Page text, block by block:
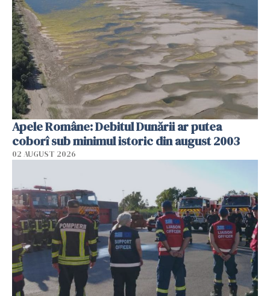
Apele Române: Debitul Dunării ar putea
coborî sub minimul istoric din august 2003
02 AUGUST 2026